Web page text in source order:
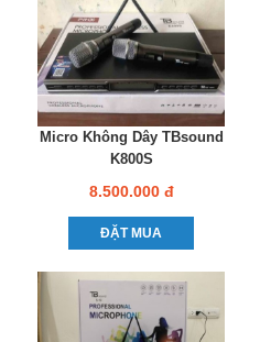
Micro Không Dây TBsound
K800S
8.500.000 đ
ĐẶT MUA